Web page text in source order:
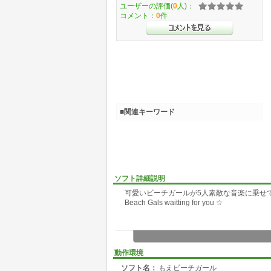
ソフト詳細説明
可愛いビーチガールが5人素敵な音楽に乗せ
Beach Gals waitting for you ☆
動作環境
ソフト名： もえビーチガール
ユーザーの評価(0 人)：
コメント： 0件
■関連キーワード